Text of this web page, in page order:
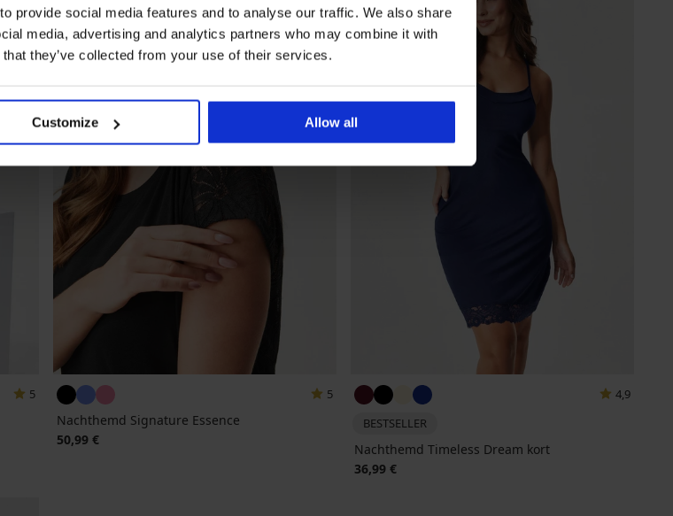
provide social media features and to analyse our traffic. We also share
media, advertising and analytics partners who may combine it with
they’ve collected from your use of their services.
Customize Allow all
5 5
Nachthemd Signature Essence
50,99 €
4,9
BESTSELLER
Nachthemd Timeless Dream kort
36,99 €